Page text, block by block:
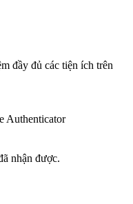
đầy đủ các tiện ích trên
Authenticator
nhận được.